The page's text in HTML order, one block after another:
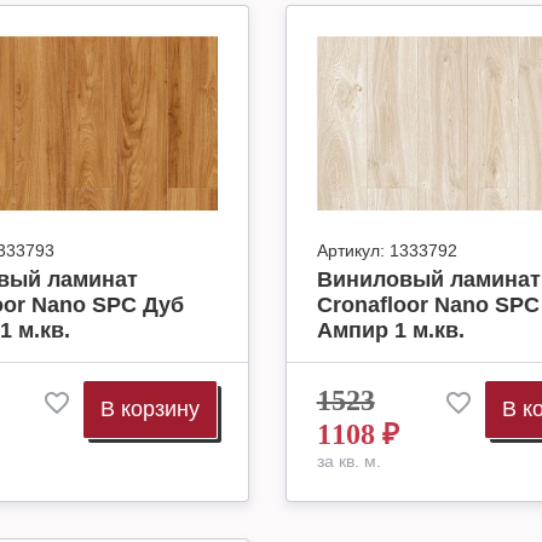
ламинат
Nano SPC Дуб
м.кв.
В корзину
Артикул: 1333792
Виниловый ламинат
Cronafloor Nano
Ампир 1 м.кв.
1523
1108₽
за кв. м.
В